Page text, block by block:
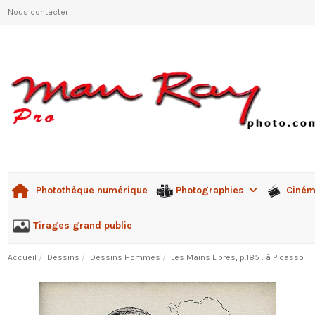
Nous contacter
Photothèque numérique Photographies
Tirages grand public
Accueil Dessins Dessins Hommes Les Mains Libres, p.185 : à Picasso